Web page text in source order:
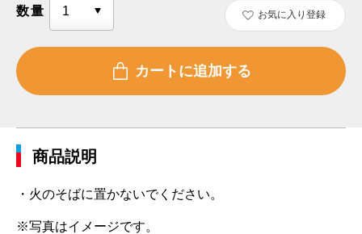
数量 お気に入り登録
商品説明
・火のそばに置かないでください。
※写真はイメージです。